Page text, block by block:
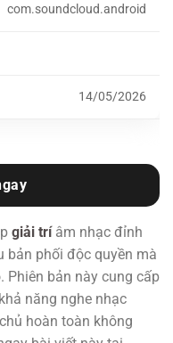
com.soundcloud.android
14/05/2026
giải tríâm nhạc đỉnh
bản phối độc quyền mà
Phiên bản này cung cấp
năng nghe nhạc
hoàn toàn không